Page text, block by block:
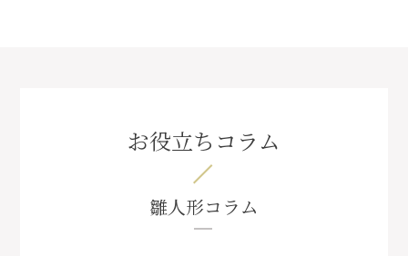
お役立ちコラム
雛人形コラム